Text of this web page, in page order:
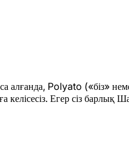
Polyato («біз»
Егер сіз барлық